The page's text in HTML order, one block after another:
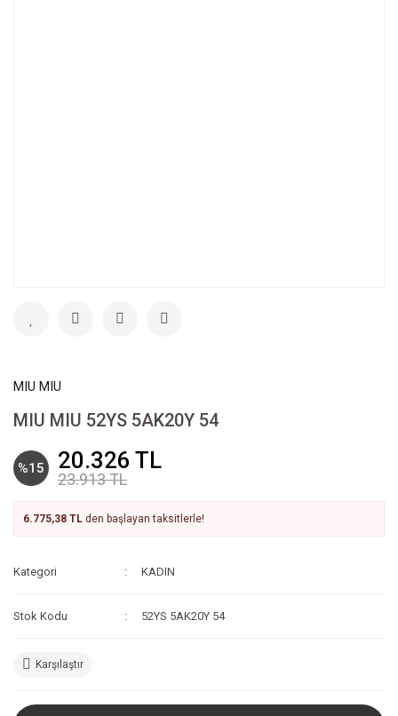
MIU MIU
MIU MIU 52YS 5AK20Y 54
%15 20.326 TL
23.913 TL
6.775,38 TL den başlayan taksitlerle!
Kategori KADIN
Stok Kodu 52YS 5AK20Y 54
Karşılaştır